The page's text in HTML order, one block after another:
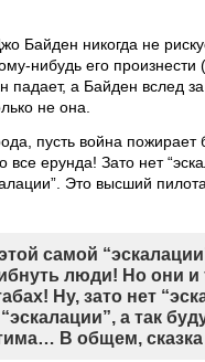
Байден никогда не
нибудь его
падает, а Байден вслед
не она.
пусть война
ерунда! Зато нет
Это высший
самой
люди! Но они и
Ну, зато нет
а так
В общем,